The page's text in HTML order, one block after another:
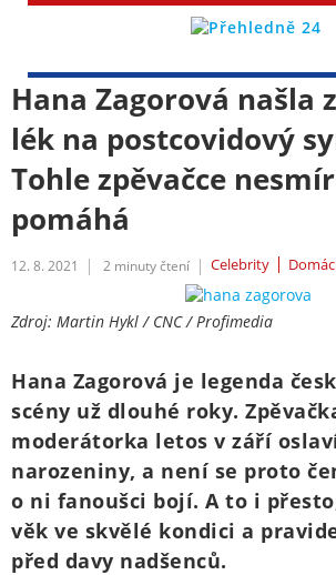
Hana Zagorová našla
lék na postcovidový
Tohle zpěvačce
pomáhá
12. 8. 2021 2 minuty čtení Celebrity
Zdroj: Martin Hykl / CNC / Profimedia
Hana Zagorová je legenda
scény už dlouhé roky.
moderátorka letos v září
narozeniny, a není se proto
o ni fanoušci bojí. A to i
věk ve skvělé kondici a
před davy nadšenců.